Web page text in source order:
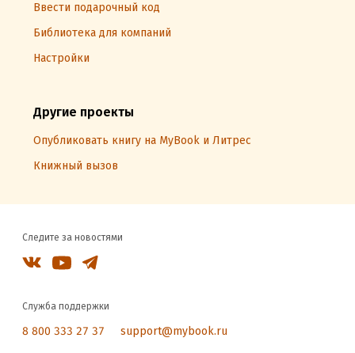
Ввести подарочный код
Библиотека для компаний
Настройки
Другие проекты
Опубликовать книгу на MyBook и Литрес
Книжный вызов
Следите за новостями
Служба поддержки
8 800 333 27 37 support@mybook.ru